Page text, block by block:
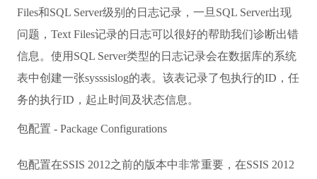
Files和SQL Server级别的日志记录，一旦SQL Server出现
问题，Text Files记录的日志可以很好的帮助我们诊断出错
信息。使用SQL Server类型的日志记录会在数据库的系统
表中创建一张sysssislog的表。该表记录了包执行的ID，任
务的执行ID，起止时间及状态信息。
包配置 - Package Configurations